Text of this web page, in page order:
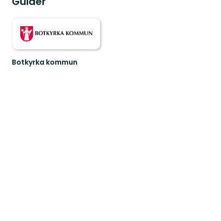
Botkyrka kommun